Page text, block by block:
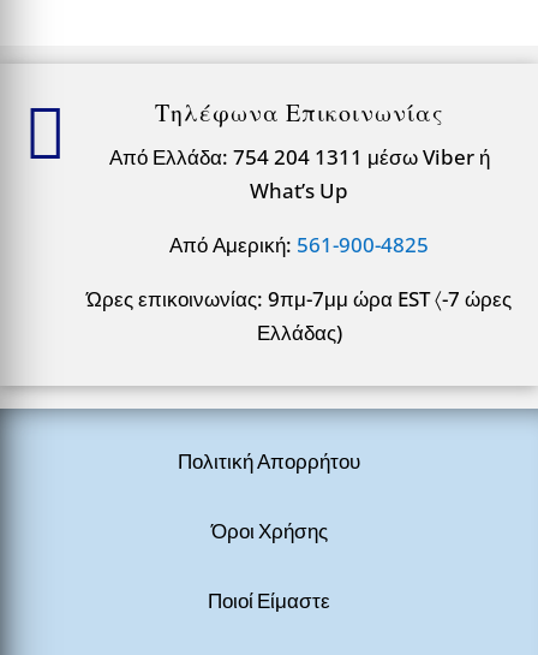
 Τηλέφωνα Επικοινωνίας
Από Ελλάδα: 754 204 1311 μέσω Viber ή
What’s Up
Από Αμερική: 561-900-4825
Ώρες επικοινωνίας: 9πμ-7μμ ώρα EST 〈-7 ώρες
Ελλάδας)
Πολιτική Απορρήτου
Όροι Χρήσης
Ποιοί Είμαστε